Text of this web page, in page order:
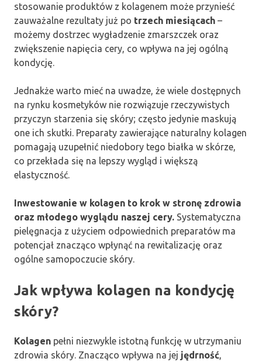
stosowanie produktów z kolagenem może przynieść
zauważalne rezultaty już po trzech miesiącach –
możemy dostrzec wygładzenie zmarszczek oraz
zwiększenie napięcia cery, co wpływa na jej ogólną
kondycję.
Jednakże warto mieć na uwadze, że wiele dostępnych
na rynku kosmetyków nie rozwiązuje rzeczywistych
przyczyn starzenia się skóry; często jedynie maskują
one ich skutki. Preparaty zawierające naturalny kolagen
pomagają uzupełnić niedobory tego białka w skórze,
co przekłada się na lepszy wygląd i większą
elastyczność.
Inwestowanie w kolagen to krok w stronę zdrowia
oraz młodego wyglądu naszej cery. Systematyczna
pielęgnacja z użyciem odpowiednich preparatów ma
potencjał znacząco wpłynąć na rewitalizację oraz
ogólne samopoczucie skóry.
Jak wpływa kolagen na kondycję
skóry?
Kolagen pełni niezwykle istotną funkcję w utrzymaniu
zdrowia skóry. Znacząco wpływa na jej jędrność,